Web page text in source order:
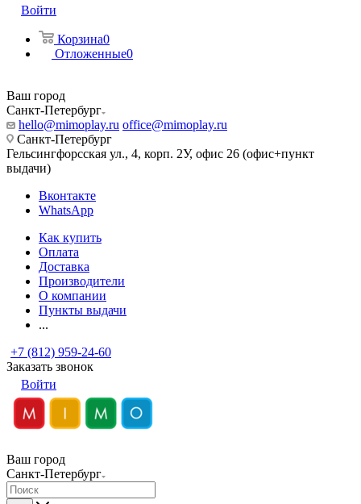
Войти
Корзина0
Отложенные0
Ваш город
Санкт-Петербург
hello@mimoplay.ru office@mimoplay.ru
Санкт-Петербург
Гельсингфорсская ул., 4, корп. 2У, офис 26 (офис+пункт
выдачи)
Вконтакте
WhatsApp
Как купить
Оплата
Доставка
Производители
О компании
Пункты выдачи
...
+7 (812) 959-24-60
Заказать звонок
Войти
Ваш город
Санкт-Петербург